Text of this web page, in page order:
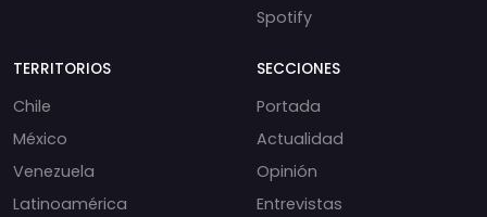
Spotify
TERRITORIOS
Chile
México
Venezuela
Latinoamérica
SECCIONES
Portada
Actualidad
Opinión
Entrevistas